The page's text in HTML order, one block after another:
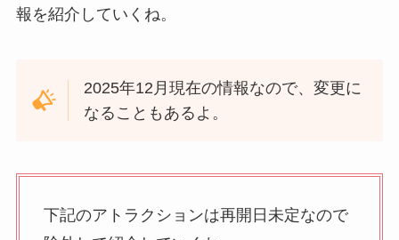
報を紹介していくね。
2025年12月現在の情報なので、変更に
なることもあるよ。
下記のアトラクションは再開日未定なので